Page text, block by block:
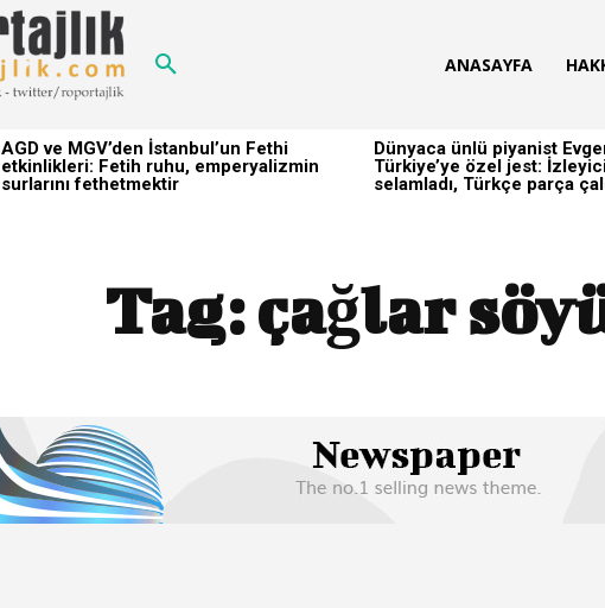
ANASAYFA
AGD ve MGV’den İstanbul’un Fethi
etkinlikleri: Fetih ruhu, emperyalizmin
surlarını fethetmektir
Dünyaca ünlü piyanist
Türkiye’ye özel jest:
selamladı, Türkçe parça
Tag:çağlar